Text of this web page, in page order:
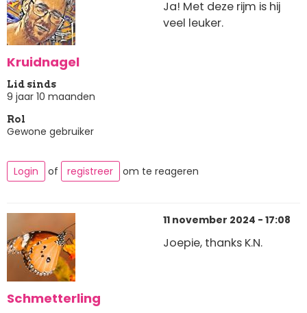
Kruidnagel
Lid sinds
9 jaar 10 maanden
Rol
Gewone gebruiker
Ja! Met deze rijm is hij
veel leuker.
Login of registreer om te reageren
Schmetterling
11 november 2024 - 17:08
Joepie, thanks K.N.